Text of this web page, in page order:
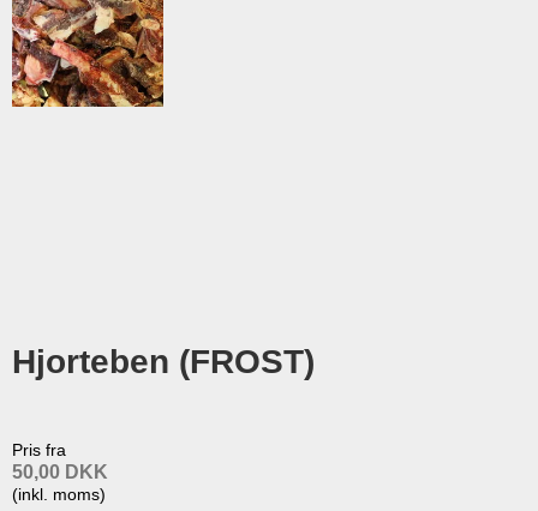
Hjorteben (FROST)
Pris fra
50,00 DKK
(inkl. moms)